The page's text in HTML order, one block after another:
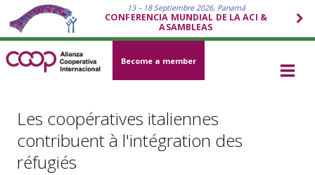
13 – 18 Septiembre 2026, Panamá
CONFERENCIA MUNDIAL DE LA ACI &
ASAMBLEAS
Become a member
Les coopératives italiennes
contribuent à l'intégration des
réfugiés